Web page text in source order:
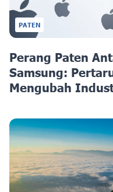
PATEN
Perang Paten
Samsung:
Mengubah